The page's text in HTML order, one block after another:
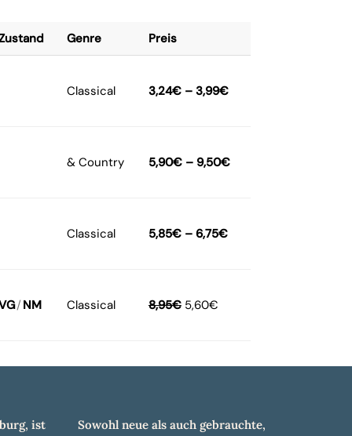
Genre Preis
Classical 3,24€ – 3,99€
& Country 5,90€ – 9,50€
Classical 5,85€ – 6,75€
/ NM Classical 8,95€ 5,60€
ist
Sowohl neue als auch gebrauchte,